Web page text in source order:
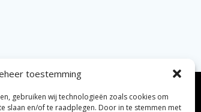
toestemming
gebruiken wij technologieën zoals cookies om
slaan en/of te raadplegen. Door in te stemmen met